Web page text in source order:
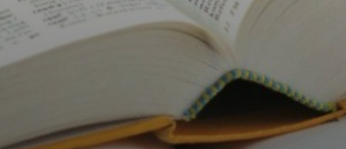
Working hours from July 6th to August 29th